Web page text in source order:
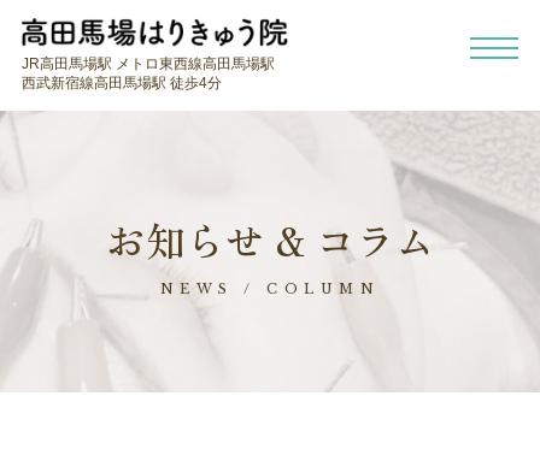
JR高田馬場駅 メトロ東西線高田馬場駅
西武新宿線高田馬場駅 徒歩4分
お知らせ & コラム
NEWS / COLUMN